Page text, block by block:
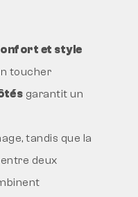
et style
toucher
garantit un
tandis que la
deux